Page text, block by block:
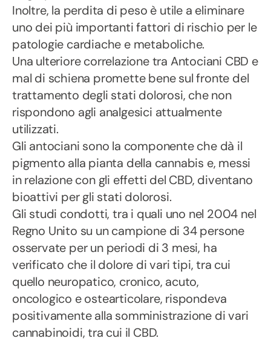
Inoltre, la perdita di peso è utile a eliminare
uno dei più importanti fattori di rischio per le
patologie cardiache e metaboliche.
Una ulteriore correlazione tra Antociani CBD e
mal di schiena promette bene sul fronte del
trattamento degli stati dolorosi, che non
rispondono agli analgesici attualmente
utilizzati.
Gli antociani sono la componente che dà il
pigmento alla pianta della cannabis e, messi
in relazione con gli effetti del CBD, diventano
bioattivi per gli stati dolorosi.
Gli studi condotti, tra i quali uno nel 2004 nel
Regno Unito su un campione di 34 persone
osservate per un periodi di 3 mesi, ha
verificato che il dolore di vari tipi, tra cui
quello neuropatico, cronico, acuto,
oncologico e ostearticolare, rispondeva
positivamente alla somministrazione di vari
cannabinoidi, tra cui il CBD.